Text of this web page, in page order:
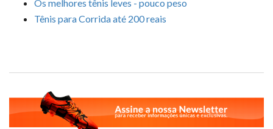
Os melhores tênis leves - pouco peso
Tênis para Corrida até 200 reais